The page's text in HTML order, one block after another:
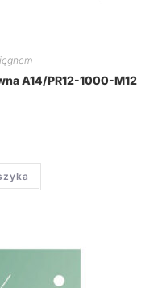
A14/PR12-1000-M12